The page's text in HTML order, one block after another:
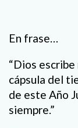
En frase…
“Dios
cápsula del
de este Año
siempre.”